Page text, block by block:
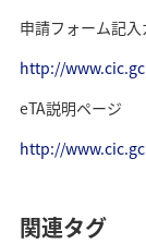
申請フォーム記入
http://
eTA説明ページ
http://
関連タグ